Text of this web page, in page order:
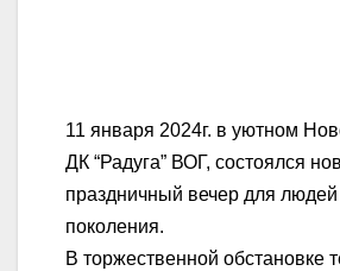
11 января 2024г. в уютном
ДК “Радуга” ВОГ, состоялся
праздничный вечер для
поколения.
В торжественной обстановке